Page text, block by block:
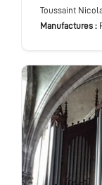
Toussaint
Manufactures :